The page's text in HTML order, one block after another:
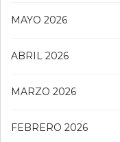
MAYO 2026
ABRIL 2026
MARZO 2026
FEBRERO 2026